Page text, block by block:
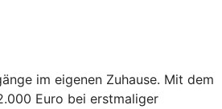
im eigenen Zuhause. Mit dem
Euro bei erstmaliger